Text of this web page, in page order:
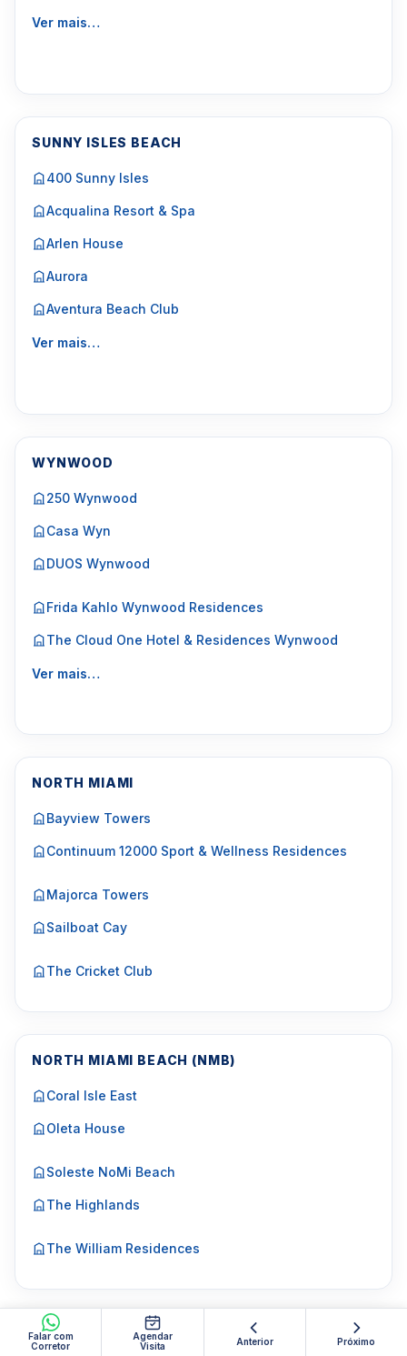
Falar com
Corretor
Agendar
Visita
Anterior Próximo
Ver mais…
SUNNY ISLES BEACH
400 Sunny Isles
Acqualina Resort & Spa
Arlen House
Aurora
Aventura Beach Club
Ver mais…
WYNWOOD
250 Wynwood
Casa Wyn
DUOS Wynwood
Frida Kahlo Wynwood Residences
The Cloud One Hotel & Residences Wynwood
Ver mais…
NORTH MIAMI
Bayview Towers
Continuum 12000 Sport & Wellness Residences
Majorca Towers
Sailboat Cay
The Cricket Club
NORTH MIAMI BEACH (NMB)
Coral Isle East
Oleta House
Soleste NoMi Beach
The Highlands
The William Residences
FORT LAUDERDALE